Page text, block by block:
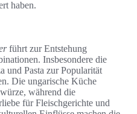
haben.
führt zur Entstehung
Insbesondere die
und Pasta zur Popularität
Die ungarische Küche
während die
für Fleischgerichte und